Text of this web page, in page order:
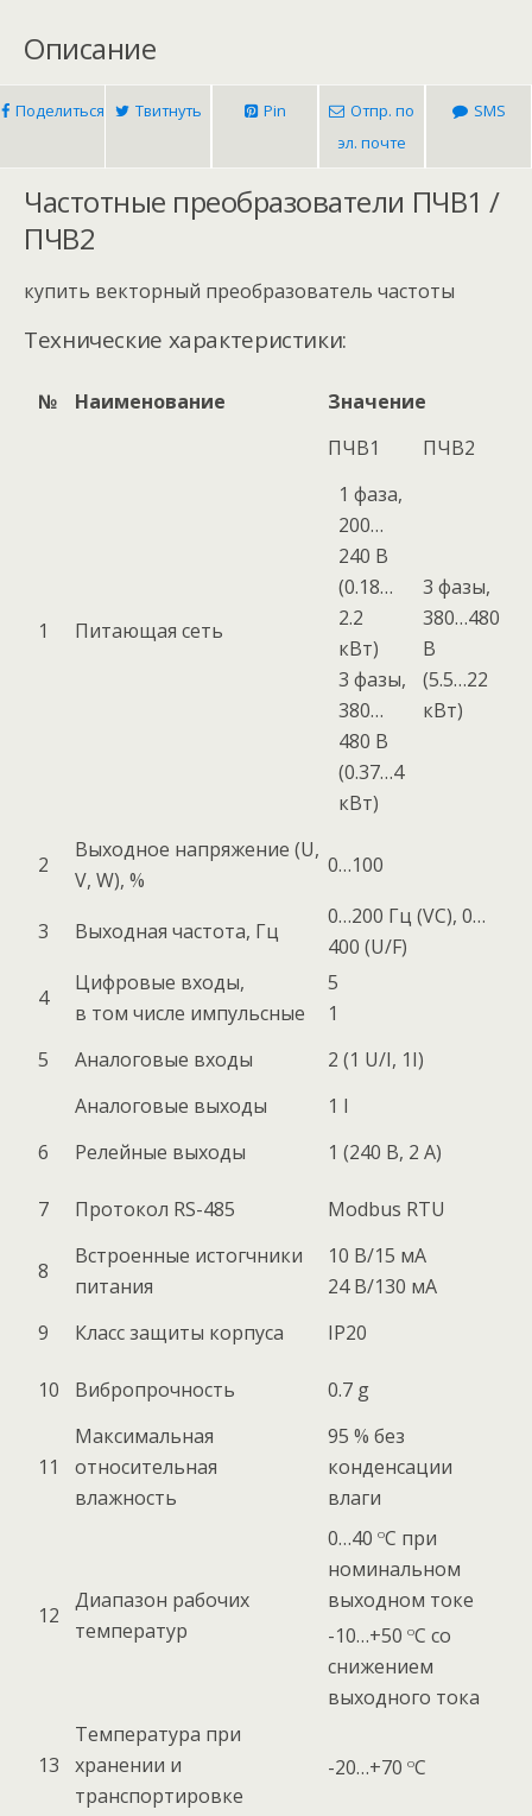
Описание
Поделиться Твитнуть Pin
Отпр. по
эл. почте
SMS
Частотные преобразователи ПЧВ1 /
ПЧВ2
купить векторный преобразователь частоты
Технические характеристики:
№ Наименование Значение
1 Питающая сеть
ПЧВ1
ПЧВ2
1 фаза,
200…
240 В
(0.18…
2.2
кВт)
3 фазы,
380…
480 В
(0.37…4
кВт)
3 фазы,
380…480
В
(5.5…22
кВт)
2
Выходное напряжение (U,
V, W), %
0…100
3 Выходная частота, Гц
0…200 Гц (VC), 0…
400 (U/F)
4
Цифровые входы,
в том числе импульсные
5
1
5
Аналоговые входы
2 (1 U/I, 1I)
Аналоговые выходы
1 I
6
Релейные выходы 1 (240 В, 2 А)
7 Протокол RS-485 Modbus RTU
8
Встроенные истогчники
питания
10 В/15 мА
24 В/130 мА
9
Класс защиты корпуса IP20
10 Вибропрочность 0.7 g
11
Максимальная
относительная
влажность
95 % без
конденсации
влаги
12
Диапазон рабочих
температур
0…40 оС при
номинальном
выходном токе
-10…+50 оС со
снижением
выходного тока
13
Температура при
хранении и
транспортировке
-20…+70 оС